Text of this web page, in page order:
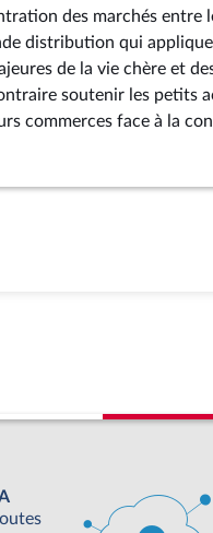
des marchés entre
distribution qui
de la vie chère et
soutenir les petits
commerces face à la